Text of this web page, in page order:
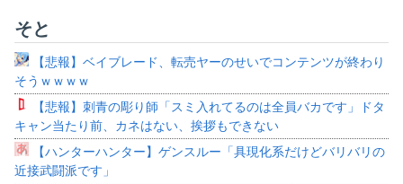
そと
【悲報】ベイブレード、転売ヤーのせいでコンテンツが終わり
そうｗｗｗｗ
【悲報】刺青の彫り師「スミ入れてるのは全員バカです」ドタ
キャン当たり前、カネはない、挨拶もできない
【ハンターハンター】ゲンスルー「具現化系だけどバリバリの
近接武闘派です」